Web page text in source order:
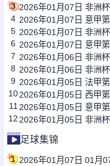
3
4 2026年01月07日 意甲
5
6 2026年01月07日 意甲
7 2026年01月06日 非洲
8 2026年01月06日 非洲
9 2026年01月05日 法甲
102026年01月05日 西甲
11 2026年01月05日 意甲
12 2026年01月05日 非洲
足球集锦
1